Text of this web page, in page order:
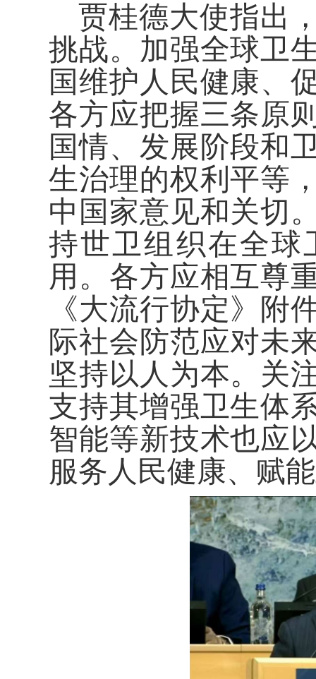
贾桂德大使指出
挑战。加强全球卫
国维护人民健康、
各方应把握三条原
国情、发展阶段和
生治理的权利平等
中国家意见和关切
持世卫组织在全球
用。各方应相互尊
《大流行协定》附
际社会防范应对未
坚持以人为本。关
支持其增强卫生体
智能等新技术也应
服务人民健康、赋